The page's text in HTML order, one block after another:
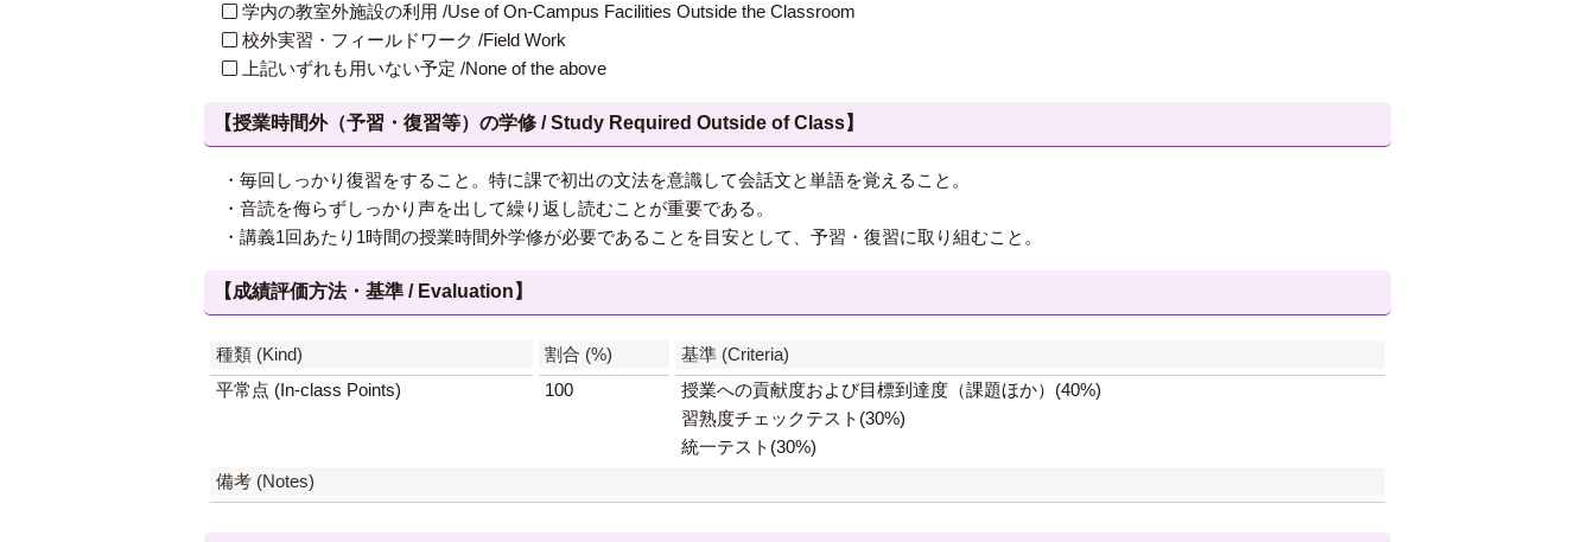
学内の教室外施設の利用 /Use of On-Campus Facilities Outside the Classroom
校外実習・フィールドワーク /Field Work
上記いずれも用いない予定 /None of the above
【授業時間外（予習・復習等）の学修 / Study Required Outside of Class】
・毎回しっかり復習をすること。特に課で初出の文法を意識して会話文と単語を覚えること。
・音読を侮らずしっかり声を出して繰り返し読むことが重要である。
・講義1回あたり1時間の授業時間外学修が必要であることを目安として、予習・復習に取り組むこと。
【成績評価方法・基準 / Evaluation】
種類 (Kind) 割合 (%)
基準 (Criteria)
平常点 (In-class Points)
100
授業への貢献度および目標到達度（課題ほか）(40%)
習熟度チェックテスト(30%)
統一テスト(30%)
備考 (Notes)